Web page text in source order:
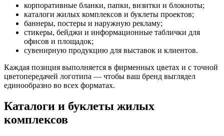
корпоративные бланки, папки, визитки и блокноты;
каталоги жилых комплексов и буклеты проектов;
баннеры, постеры и наружную рекламу;
стикеры, бейджи и информационные таблички для
офисов и площадок;
сувенирную продукцию для выставок и клиентов.
Каждая позиция выполняется в фирменных цветах и с точной
цветопередачей логотипа — чтобы ваш бренд выглядел
единообразно во всех форматах.
Каталоги и буклеты жилых
комплексов